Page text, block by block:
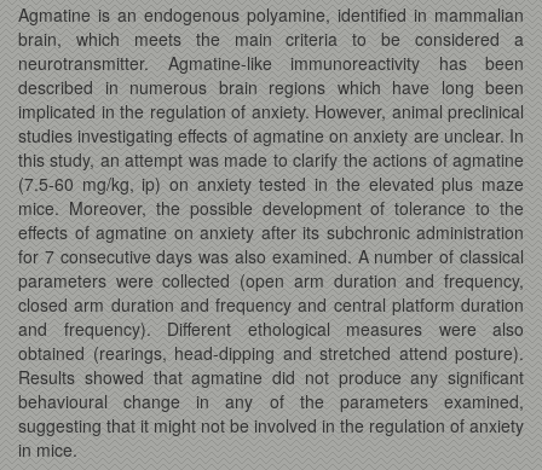
Agmatine is an endogenous polyamine, identified in mammalian
brain, which meets the main criteria to be considered a
neurotransmitter. Agmatine-like immunoreactivity has been
described in numerous brain regions which have long been
implicated in the regulation of anxiety. However, animal preclinical
studies investigating effects of agmatine on anxiety are unclear. In
this study, an attempt was made to clarify the actions of agmatine
(7.5-60 mg/kg, ip) on anxiety tested in the elevated plus maze
mice. Moreover, the possible development of tolerance to the
effects of agmatine on anxiety after its subchronic administration
for 7 consecutive days was also examined. A number of classical
parameters were collected (open arm duration and frequency,
closed arm duration and frequency and central platform duration
and frequency). Different ethological measures were also
obtained (rearings, head-dipping and stretched attend posture).
Results showed that agmatine did not produce any significant
behavioural change in any of the parameters examined,
suggesting that it might not be involved in the regulation of anxiety
in mice.